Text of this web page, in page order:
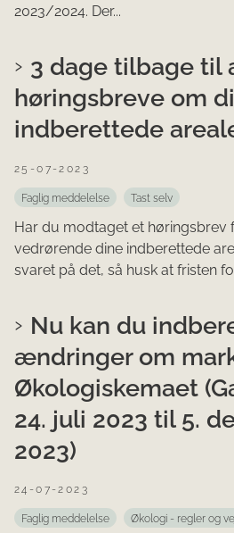
2023/2024. Der...
3 dage tilbage til
høringsbreve om
indberettede
25-07-2023
Faglig meddelelse Tast selv
Har du modtaget et høringsbrev
vedrørende dine indberettede
svaret på det, så husk at fristen
Nu kan du
ændringer om
Økologiskemaet
24. juli 2023 til 5.
2023)
24-07-2023
Faglig meddelelse Økologi - regler og